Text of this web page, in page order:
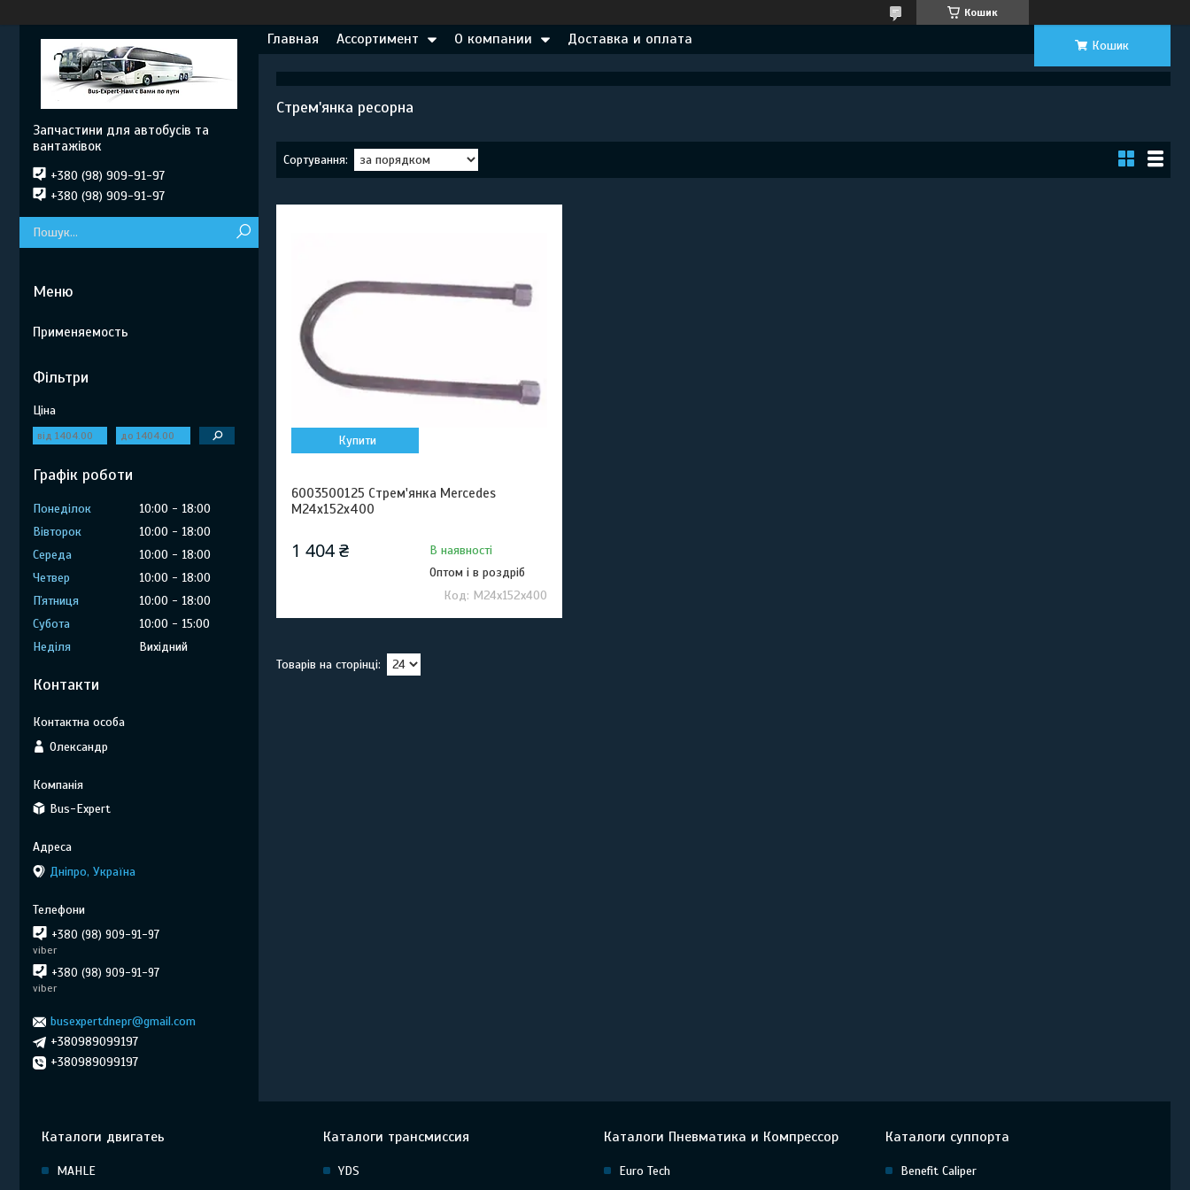
Кошик
Главная Ассортимент О компании Доставка и оплата Кошик
Стрем'янка ресорна
Купити
6003500125 Стрем'янка Mercedes
M24x152x400
1 404 ₴
В наявності
Оптом і в роздріб
M24x152x400
Запчастини для автобусів та
вантажівок
+380 (98) 909-91-97
+380 (98) 909-91-97
Применяемость
Фільтри
Ціна
Графік роботи
Понеділок 10:00
18:00
Вівторок
10:00
18:00
Середа
10:00
18:00
Четвер
10:00
18:00
Пʼятниця
10:00
18:00
Субота
10:00
15:00
Неділя
Вихідний
Контакти
Олександр
Bus-Expert
Дніпро, Україна
+380 (98) 909-91-97
viber
+380 (98) 909-91-97
viber
busexpertdnepr@gmail.com
+380989099197
+380989099197
Каталоги двигатеь
MAHLE
Каталоги трансмиссия
YDS
Каталоги Пневматика и Компрессор
Euro Tech
Каталоги суппорта
Benefit Caliper